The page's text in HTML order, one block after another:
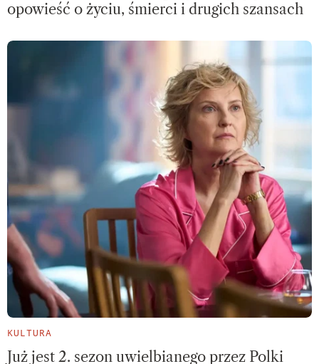
opowieść o życiu, śmierci i drugich szansach
KULTURA
Już jest 2. sezon uwielbianego przez Polki